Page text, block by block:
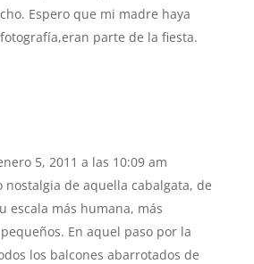
Espero que mi madre haya
parte de la fiesta.
5, 2011 a las 10:09 am
nostalgia de aquella cabalgata, de
escala más humana, más
En aquel paso por la
los balcones abarrotados de